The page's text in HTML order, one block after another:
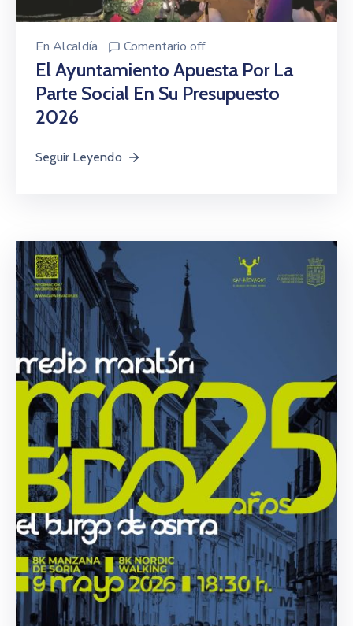
En Alcaldía Comentario off
El Ayuntamiento Apuesta Por La
Parte Social En Su Presupuesto
2026
Seguir Leyendo